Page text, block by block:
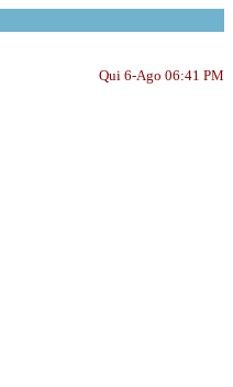
Qui 6-Ago 06:41 PM